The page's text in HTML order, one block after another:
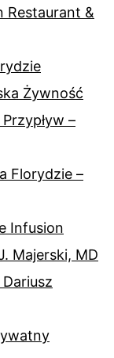
Restaurant &
Żywność
–
Florydzie –
Infusion
Majerski, MD